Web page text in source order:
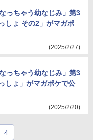
っちゃう幼なじみ」第3
しょ その2」がマガポ
(2025/2/27)
っちゃう幼なじみ」第3
しょ」がマガポケで公
(2025/2/20)
4